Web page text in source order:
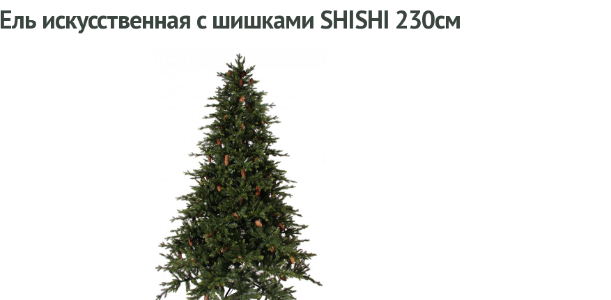
Ель искусственная с шишками SHISHI 230см